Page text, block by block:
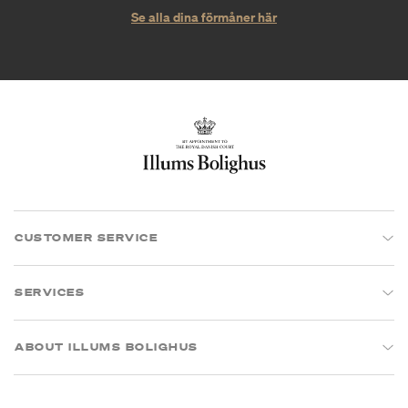
Se alla dina förmåner här
CUSTOMER SERVICE
SERVICES
ABOUT ILLUMS BOLIGHUS